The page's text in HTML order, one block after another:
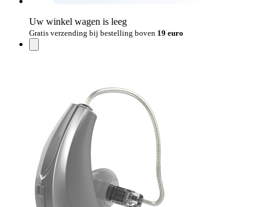
Uw winkel wagen is leeg
Gratis verzending bij bestelling boven 19 euro